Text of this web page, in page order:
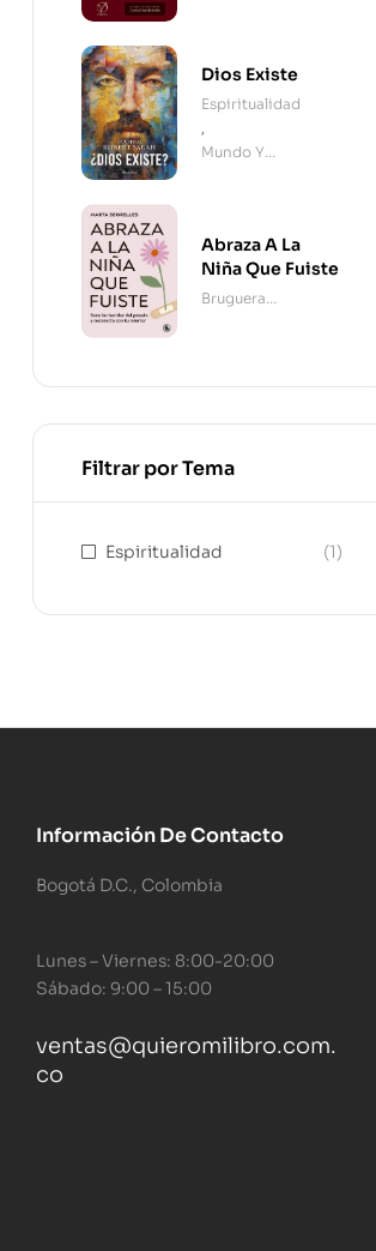
Dios Existe
Espiritualidad
,
Mundo Y
Abraza A La
Niña Que Fuiste
Bruguera
Filtrar por Tema
Espiritualidad (1)
Información De Contacto
Bogotá D.C., Colombia
Lunes – Viernes: 8:00-20:00
Sábado: 9:00 – 15:00
ventas@quieromilibro.com.
co